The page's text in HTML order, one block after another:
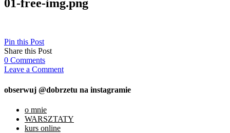
01-free-img.png
Pin this Post
Share this Post
0 Comments
Leave a Comment
obserwuj @dobrzetu na instagramie
o mnie
WARSZTATY
kurs online